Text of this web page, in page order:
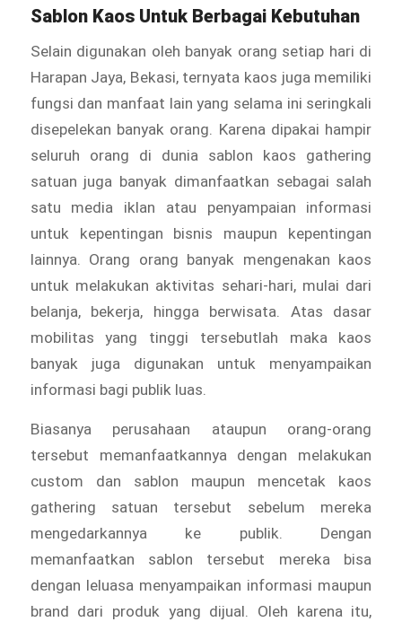
Sablon Kaos Untuk Berbagai Kebutuhan
Selain digunakan oleh banyak orang setiap hari di
Harapan Jaya, Bekasi, ternyata kaos juga memiliki
fungsi dan manfaat lain yang selama ini seringkali
disepelekan banyak orang. Karena dipakai hampir
seluruh orang di dunia sablon kaos gathering
satuan juga banyak dimanfaatkan sebagai salah
satu media iklan atau penyampaian informasi
untuk kepentingan bisnis maupun kepentingan
lainnya. Orang orang banyak mengenakan kaos
untuk melakukan aktivitas sehari-hari, mulai dari
belanja, bekerja, hingga berwisata. Atas dasar
mobilitas yang tinggi tersebutlah maka kaos
banyak juga digunakan untuk menyampaikan
informasi bagi publik luas.
Biasanya perusahaan ataupun orang-orang
tersebut memanfaatkannya dengan melakukan
custom dan sablon maupun mencetak kaos
gathering satuan tersebut sebelum mereka
mengedarkannya ke publik. Dengan
memanfaatkan sablon tersebut mereka bisa
dengan leluasa menyampaikan informasi maupun
brand dari produk yang dijual. Oleh karena itu,